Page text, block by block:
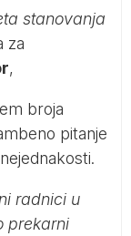
stanovanja
za
,
broja
pitanje
radnici u
prekarni